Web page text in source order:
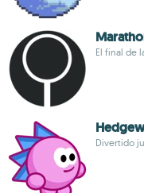
El final de
Divertido